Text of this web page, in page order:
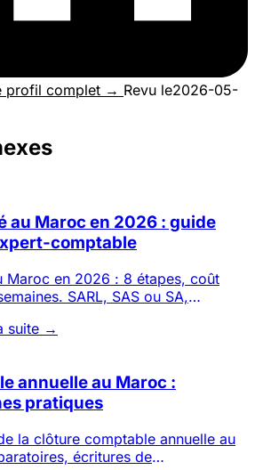
profil complet → Revu le2026-05-
au Maroc en 2026 : guide
comptable
Maroc en 2026 : 8 étapes, coût
SARL, SAS ou SA,
suite →
annuelle au Maroc :
pratiques
la clôture comptable annuelle au
écritures de